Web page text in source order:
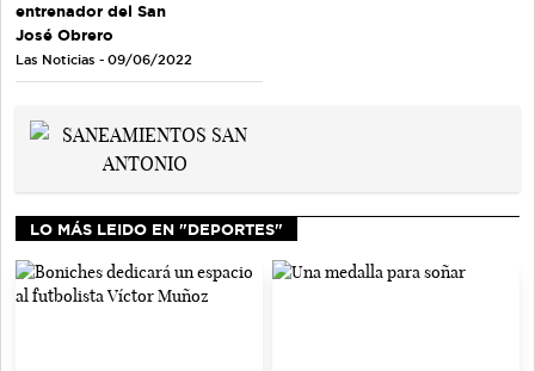
entrenador del San
José Obrero
Las Noticias - 09/06/2022
LO MÁS LEIDO EN "DEPORTES"